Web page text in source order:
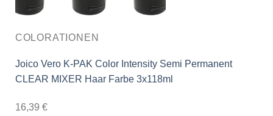
COLORATIONEN
Joico Vero K-PAK Color Intensity Semi Permanent
CLEAR MIXER Haar Farbe 3x118ml
16,39 €